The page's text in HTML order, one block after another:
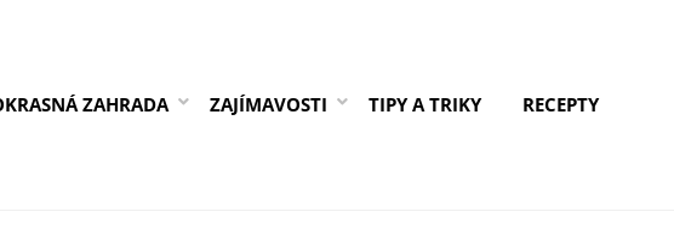
ZAHRADA ZAJÍMAVOSTI TIPY A TRIKY RECEPTY